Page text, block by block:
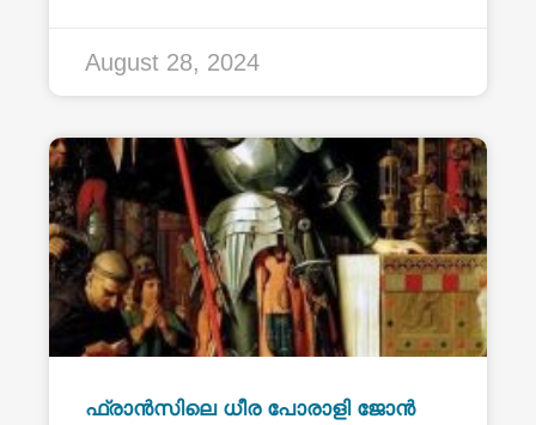
August 28, 2024
ഫ്രാൻസിലെ ധീര പോരാളി ജോൻ